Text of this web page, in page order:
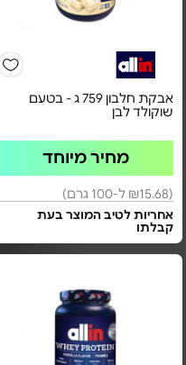
אבקת חלבון 759 ג - בטעם
שוקולד לבן
מחיר מיוחד
(₪15.68 ל-100 גרם)
אחריות לטיב המוצר בעת
קבלתו